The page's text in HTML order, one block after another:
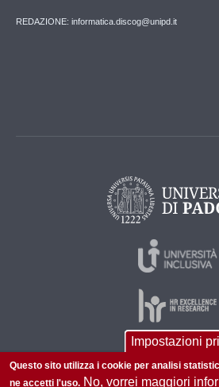
REDAZIONE: informatica.discog@unipd.it
© 2026 Università di Padova - Tutti i
Impostazioni
Questo sito utilizza i cookie per analisi
ne accetti l'uso. No, vorrei maggiori